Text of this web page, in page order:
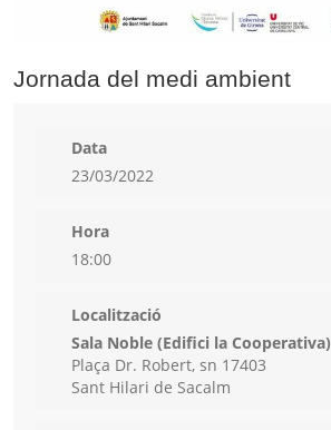
Jornada del medi ambient
Data
23/03/2022
Hora
18:00
Localització
Sala Noble (Edifici la Cooperativa)
Plaça Dr. Robert, sn 17403
Sant Hilari de Sacalm